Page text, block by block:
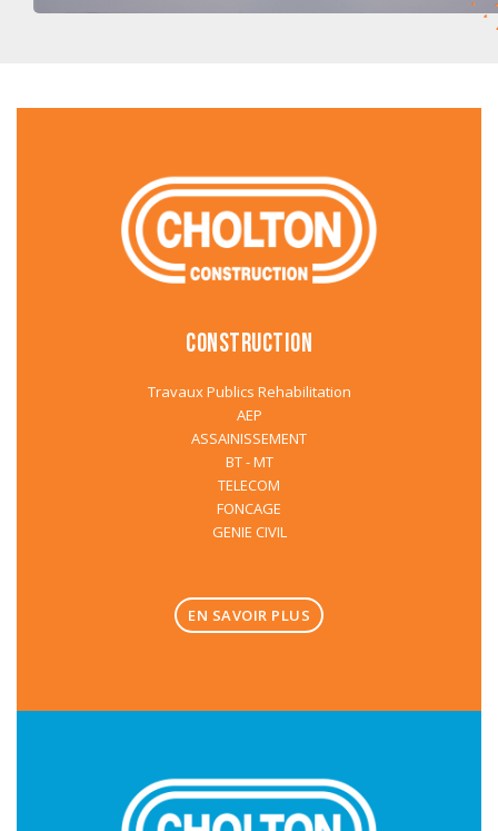
CONSTRUCTION
Travaux Publics Rehabilitation
AEP
ASSAINISSEMENT
BT - MT
TELECOM
FONCAGE
GENIE CIVIL
EN SAVOIR PLUS